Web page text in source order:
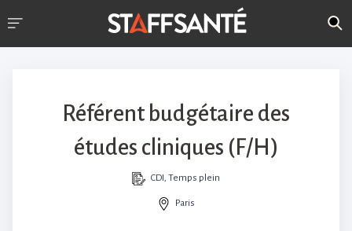
Référent budgétaire des
études cliniques (F/H)
CDI, Temps plein
Paris